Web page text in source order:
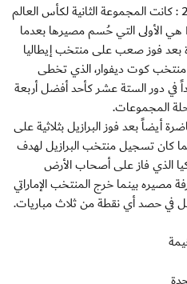
أبوظبي / الخميس 24 أكتوبر 2013 : كانت المجموعة الثانية لكأس العالم
تحت 17 سنة الإمارات 2013 FIFA هي الأولى التي حُسم مصيرها بعدما
بعد فوز صعب على منتخب إيطاليا
منتخب كوت ديفوار، الذي تخطى
في دور الستة عشر كأحد أفضل أربعة
المجموعات.
أيضاً بعد فوز البرازيل بثلاثية على
كان تسجيل منتخب البرازيل لهدف
الذي فاز على أصحاب الأرض
مصيره بينما خرج المنتخب الإماراتي
في حصد أي نقطة من ثلاث مباريات.